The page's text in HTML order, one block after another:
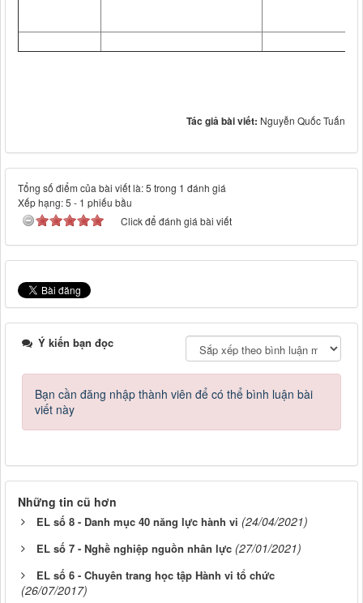
Tác giả bài viết: Nguyễn Quốc Tuấn
Tổng số điểm của bài viết là: 5 trong 1 đánh giá
Xếp hạng:5 - 1 phiếu bầu
Click để đánh giá bài viết
Ý kiến bạn đọc
Bạn cần đăng nhập thành viên để có thể bình luận bài
viết này
Những tin cũ hơn
EL số 8 - Danh mục 40 năng lực hành vi (24/04/2021)
EL số 7 - Nghề nghiệp nguồn nhân lực (27/01/2021)
EL số 6 - Chuyên trang học tập Hành vi tổ chức
(26/07/2017)